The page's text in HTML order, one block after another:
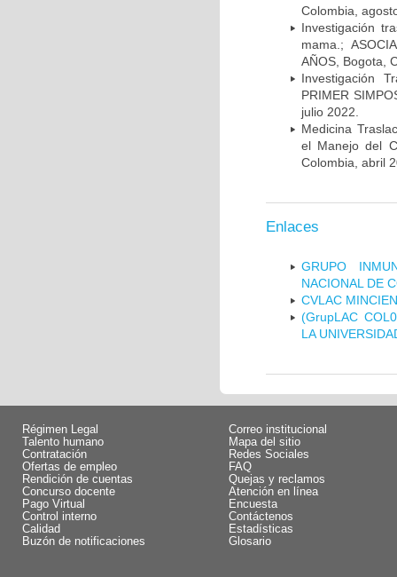
Colombia,
Investigación
mama.;
AÑOS, Bogota,
Investigación
PRIMER
julio 2022.
Medicina
el Manejo del
Colombia, abril
Enlaces
GRUPO
NACIONAL DE
CVLAC
(GrupLAC
LA
Régimen Legal
Talento humano
Contratación
Ofertas de empleo
Rendición de cuentas
Concurso docente
Pago Virtual
Control interno
Calidad
Buzón de notificaciones
Correo institucional
Mapa del sitio
Redes Sociales
FAQ
Quejas y reclamos
Atención en línea
Encuesta
Contáctenos
Estadísticas
Glosario